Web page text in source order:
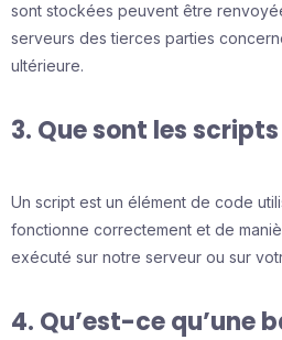
sont stockées peuvent être
serveurs des tierces parties
ultérieure.
3. Que sont les scripts
Un script est un élément de code
fonctionne correctement et de
exécuté sur notre serveur ou sur
4. Qu’est-ce qu’une